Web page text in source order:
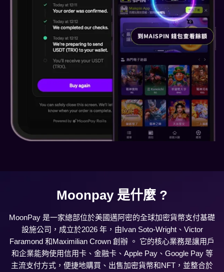
Moonpay 是什麼 ?
MoonPay 是一家總部位於美國邁阿密的全球加密貨幣支付基礎
設施公司，成立於2026 年，由Ivan Soto‑Wright、Victor
Faramond 和Maximilian Crown 創辦 。 它的核心業務是讓用戶
和企業能夠使用信用卡、金融卡、Apple Pay、Google Pay 等
主流支付方式，便捷地購買、出售加密貨幣和NFT，並整合於